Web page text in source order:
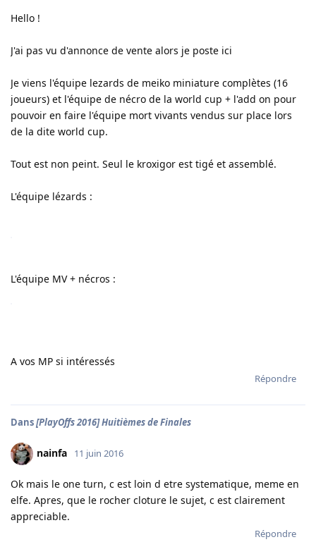
Hello !
J'ai pas vu d'annonce de vente alors je poste ici
Je viens l'équipe lezards de meiko miniature complètes (16
joueurs) et l'équipe de nécro de la world cup + l'add on pour
pouvoir en faire l'équipe mort vivants vendus sur place lors
de la dite world cup.
Tout est non peint. Seul le kroxigor est tigé et assemblé.
L'équipe lézards :
L'équipe MV + nécros :
A vos MP si intéressés
Répondre
Dans[PlayOffs 2016] Huitièmes de Finales
nainfa 11 juin 2016
Ok mais le one turn, c est loin d etre systematique, meme en
elfe. Apres, que le rocher cloture le sujet, c est clairement
appreciable.
Répondre